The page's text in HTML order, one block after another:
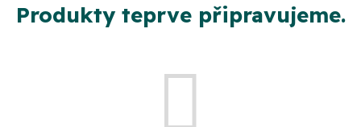
Produkty teprve připravujeme.